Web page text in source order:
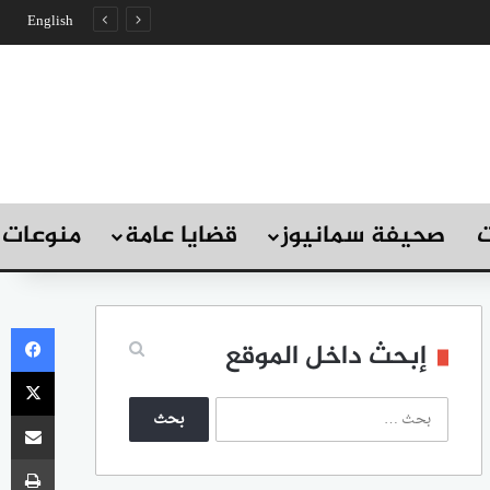
English
صحيفة سمانيوز قضايا عامة منوعات
إبحث داخل الموقع
ح